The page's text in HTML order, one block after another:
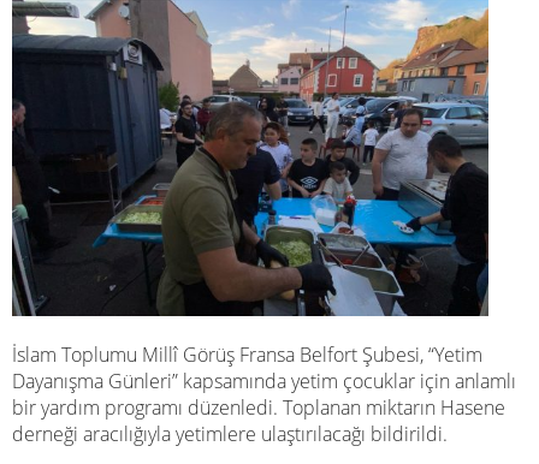
İslam Toplumu Millî Görüş Fransa Belfort Şubesi, “Yetim
Dayanışma Günleri” kapsamında yetim çocuklar için anlamlı
bir yardım programı düzenledi. Toplanan miktarın Hasene
derneği aracılığıyla yetimlere ulaştırılacağı bildirildi.